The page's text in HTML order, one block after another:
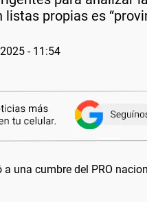
propias es
- 11:54